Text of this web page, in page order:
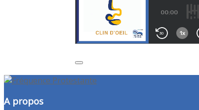
A propos